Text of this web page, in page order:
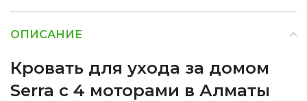
ОПИСАНИЕ
Кровать для ухода за домом
Serra с 4 моторами в Алматы